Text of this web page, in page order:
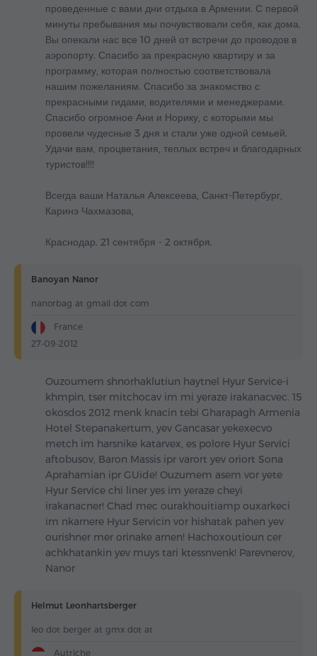
проведенные с вами дни отдыха в Армении. С первой
минуты пребывания мы почувствовали себя, как дома.
Вы опекали нас все 10 дней от встречи до проводов в
аэропорту. Спасибо за прекрасную квартиру и за
программу, которая полностью соответствовала
нашим пожеланиям. Спасибо за знакомство с
прекрасными гидами, водителями и менеджерами.
Спасибо огромное Ани и Норику, с которыми мы
провели чудесные 3 дня и стали уже одной семьей.
Удачи вам, процветания, теплых встреч и благодарных
туристов!!!!
Всегда ваши Наталья Алексеева, Санкт-Петербург,
Каринэ Чахмазова,
Краснодар. 21 сентября - 2 октября.
Banoyan Nanor
nanorbag at gmail dot com
France
27-09-2012
Ouzoumem shnorhaklutiun haytnel Hyur Service-i
khmpin, tser mitchocav im mi yeraze irakanacvec. 15
okosdos 2012 menk knacin tebi Gharapagh Armenia
Hotel Stepanakertum, yev Gancasar yekexecvo
metch im harsnike katarvex, es polore Hyur Servici
aftobusov, Baron Massis ipr varort yev oriort Sona
Aprahamian ipr GUide! Ouzumem asem vor yete
Hyur Service chi liner yes im yeraze cheyi
irakanacner! Chad mec ourakhouitiamp ouxarkeci
im nkarnere Hyur Servicin vor hishatak pahen yev
ourishner mer orinake arnen! Hachoxoutioun cer
achkhatankin yev muys tari ktessnvenk! Parevnerov,
Nanor
Helmut Leonhartsberger
leo dot berger at gmx dot at
Autriche